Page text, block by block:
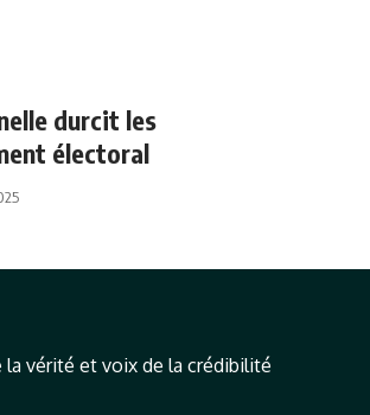
durcit les
électoral
vérité et voix de la crédibilité